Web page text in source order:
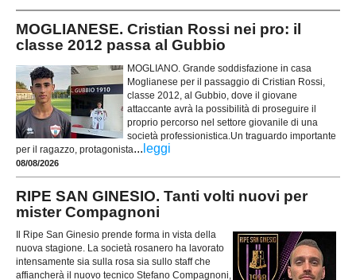
MOGLIANESE. Cristian Rossi nei pro: il
classe 2012 passa al Gubbio
MOGLIANO. Grande soddisfazione in casa
Moglianese per il passaggio di Cristian Rossi,
classe 2012, al Gubbio, dove il giovane
attaccante avrà la possibilità di proseguire il
proprio percorso nel settore giovanile di una
società professionistica.Un traguardo importante
per il ragazzo, protagonista... leggi
08/08/2026
RIPE SAN GINESIO. Tanti volti nuovi per
mister Compagnoni
Il Ripe San Ginesio prende forma in vista della
nuova stagione. La società rosanero ha lavorato
intensamente sia sulla rosa sia sullo staff che
affiancherà il nuovo tecnico Stefano Compagnoni,